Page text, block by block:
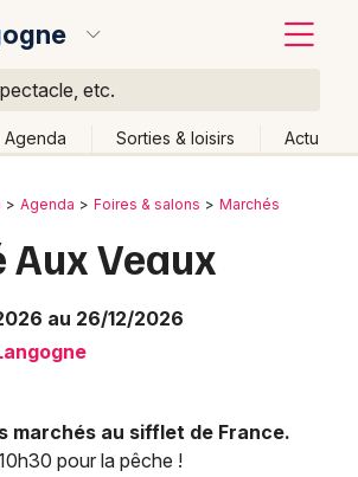
etc.
Agenda Sorties & loisirs Actu
Agenda Foires & salons Marchés
Aux Veaux
au 26/12/2026
marchés au sifflet de France.
pour la pêche !
Partout
Près de moi